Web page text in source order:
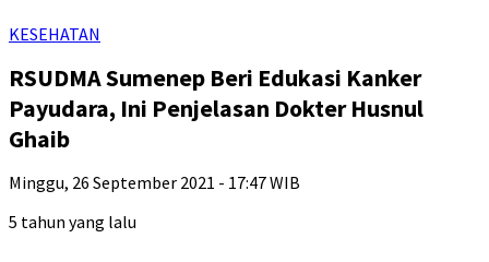
KESEHATAN
RSUDMA Sumenep Beri Edukasi Kanker
Payudara, Ini Penjelasan Dokter Husnul
Ghaib
Minggu, 26 September 2021 - 17:47 WIB
5 tahun yang lalu